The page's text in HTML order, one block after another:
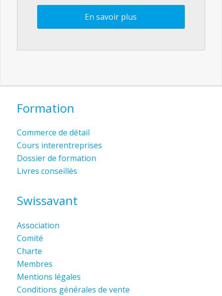
En savoir plus
Formation
Commerce de détail
Cours interentreprises
Dossier de formation
Livres conseillés
Swissavant
Association
Comité
Charte
Membres
Mentions légales
Conditions générales de vente